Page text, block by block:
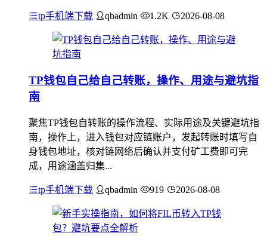
tp手机端下载 qbadmin 1.2K 2026-08-08
TP钱包自己给自己转账，操作、用途与避坑指
南
聚焦TP钱包自转账的操作流程、实际用途及关键避坑指
南，操作上，进入钱包对应链账户，发起转账时填写自
身钱包地址，核对链网络后确认并支付矿工费即可完
成，用途涵盖归集...
tp手机端下载 qbadmin 919 2026-08-08